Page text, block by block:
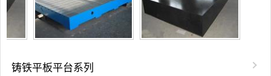
铸铁平板平台系列